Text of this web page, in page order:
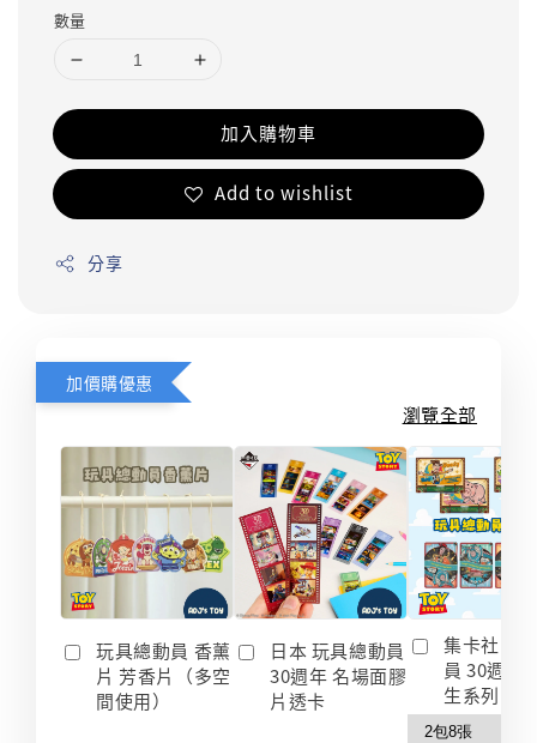
數量
加入購物車
Add to wishlist
分享
加價購優惠
瀏覽全部
玩具總動員 香薰
片 芳香片（多空
間使用）
日本 玩具總動員
30週年 名場面膠
片透卡
集卡社 玩
員 30週年
生系列 收